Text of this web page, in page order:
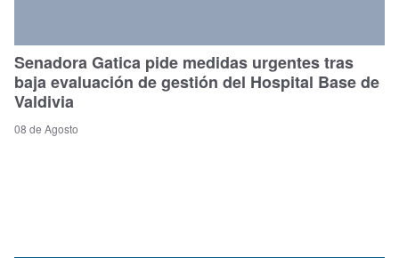
Senadora Gatica pide medidas urgentes tras
baja evaluación de gestión del Hospital Base de
Valdivia
08 de Agosto